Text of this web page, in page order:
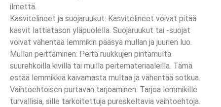
ilmettä.
Kasvitelineet ja suojaruukut: Kasvitelineet voivat pitää
kasvit lattiatason yläpuolella. Suojaruukut tai -suojat
voivat vähentää lemmikin pääsyä mullan ja juurien luo.
Mullan peittäminen: Peitä ruukkujen pintamulta
suurehkoilla kivillä tai muilla peitemateriaaleilla. Tämä
estää lemmikkiä kaivamasta multaa ja vähentää sotkua.
Vaihtoehtoisen purtavan tarjoaminen: Tarjoa lemmikille
turvallisia, sille tarkoitettuja pureskeltavia vaihtoehtoja.